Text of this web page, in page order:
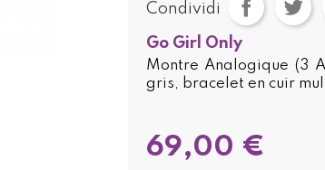
Condividi
Go Girl Only
Montre Analogique (3
gris, bracelet en cuir
69,00 €